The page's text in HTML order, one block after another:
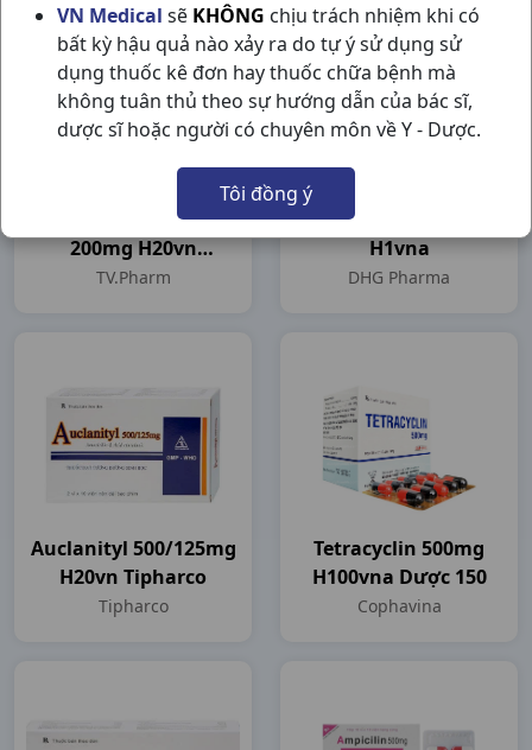
VN Medical sẽ KHÔNG chịu trách nhiệm khi có
bất kỳ hậu quả nào xảy ra do tự ý sử dụng sử
dụng thuốc kê đơn hay thuốc chữa bệnh mà
không tuân thủ theo sự hướng dẫn của bác sĩ,
dược sĩ hoặc người có chuyên môn về Y - Dược.
Tôi đồng ý
Orenko Cefixim
200mg H20vn
(T.VPharm)
TV.Pharm
Fluconazol 150mg
H1vna
DHG Pharma
Auclanityl 500/125mg
H20vn Tipharco
Tipharco
Tetracyclin 500mg
H100vna Dược 150
Cophavina